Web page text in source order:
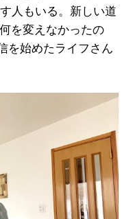
人もいる。新しい道
を変えなかったの
を始めたライフさん